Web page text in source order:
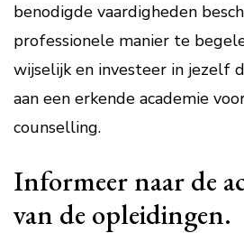
benodigde vaardigheden
professionele manier te
wijselijk en investeer in jezelf
aan een erkende academie
counselling.
Informeer naar de
van de opleidingen.